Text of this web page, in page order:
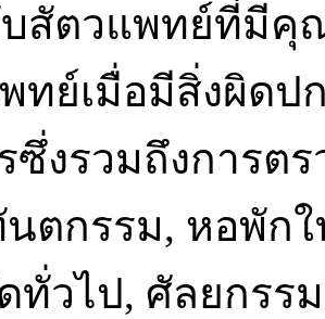
สัตวแพทย์ที่มีคุ
ทย์เมื่อมีสิ่งผิดป
ซึ่งรวมถึงการต
ตกรรม, หอพัก
ทั่วไป, ศัลยกรร